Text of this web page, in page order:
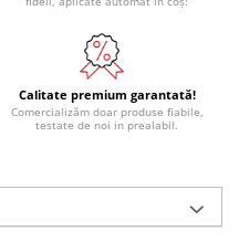
Calitate premium garantată!
Comercializăm doar produse fiabile,
testate de noi in prealabil.